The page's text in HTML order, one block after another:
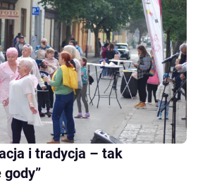
i tradycja – tak
gody”